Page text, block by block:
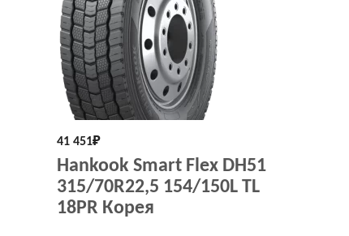
41 451₽
Hankook Smart Flex DH51
315/70R22,5 154/150L TL
18PR Корея